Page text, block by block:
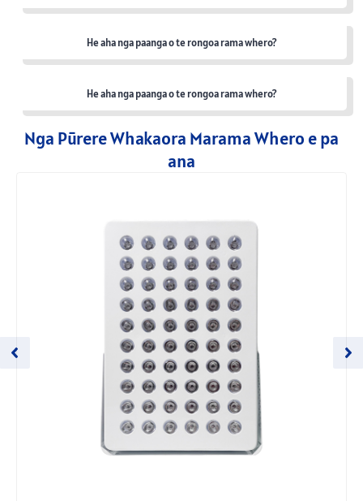
He aha nga paanga o te rongoa rama whero?
He aha nga paanga o te rongoa rama whero?
Nga Pūrere Whakaora Marama Whero e pa
ana